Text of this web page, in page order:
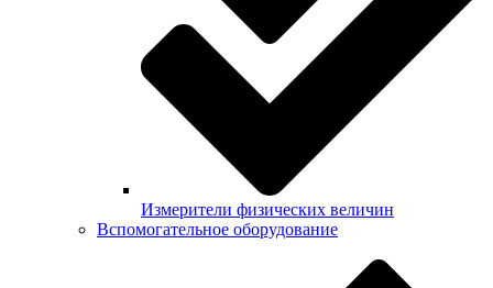
Измерители физических величин
Вспомогательное оборудование